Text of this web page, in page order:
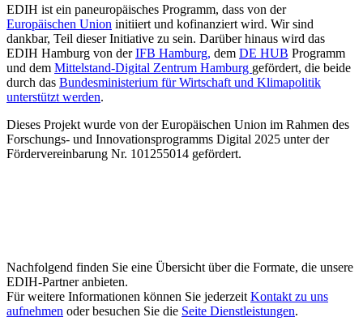
EDIH ist ein paneuropäisches Programm, dass von der
Europäischen Union initiiert und kofinanziert wird. Wir sind
dankbar, Teil dieser Initiative zu sein. Darüber hinaus wird das
EDIH Hamburg von derIFB Hamburg, dem DE HUB Programm
und dem Mittelstand-Digital Zentrum Hamburg gefördert, die beide
durch das Bundesministerium für Wirtschaft und Klimapolitik
unterstützt werden.
Dieses Projekt wurde von der Europäischen Union im Rahmen des
Forschungs- und Innovationsprogramms Digital 2025 unter der
Fördervereinbarung Nr. 101255014 gefördert.
Nachfolgend finden Sie eine Übersicht über die Formate, die unsere
EDIH-Partner anbieten.
Für weitere Informationen können Sie jederzeit Kontakt zu uns
aufnehmen oder besuchen Sie die Seite Dienstleistungen.